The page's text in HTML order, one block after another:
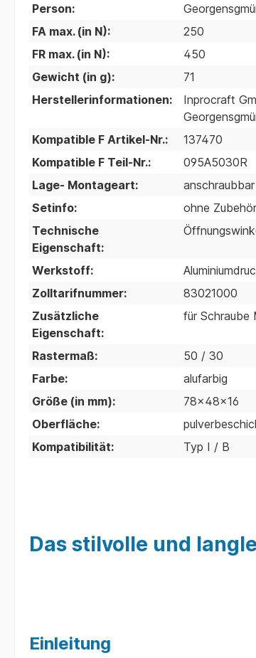
Das stilvolle und
Einleitung
Person:
FA max. (in N):
250
FR max. (in N):
450
Gewicht (in g):
71
Herstellerinformationen:
Inprocraft
Kompatible F Artikel-Nr.:
137470
Kompatible F Teil-Nr.:
095A5030R
Lage- Montageart:
anschraubbar
Setinfo:
ohne Zubehör
Technische
Eigenschaft:
Werkstoff:
Zolltarifnummer:
83021000
Zusätzliche
Eigenschaft:
für Schraube
Rastermaß:
50 / 30
Farbe:
alufarbig
Größe (in mm):
78x48x16
Oberfläche:
Kompatibilität:
Typ I / B